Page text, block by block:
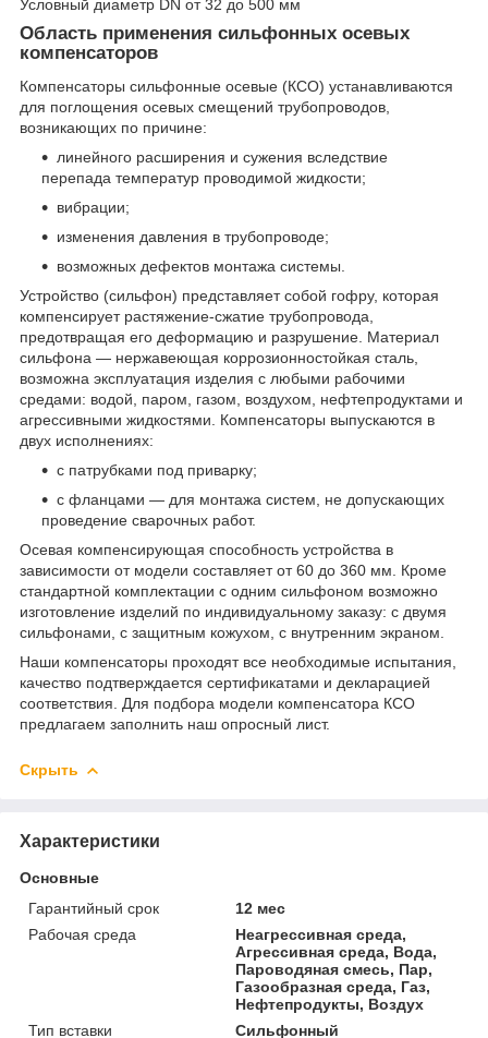
Условный диаметр DN от 32 до 500 мм
Область применения сильфонных осевых
компенсаторов
Компенсаторы сильфонные осевые (КСО) устанавливаются
для поглощения осевых смещений трубопроводов,
возникающих по причине:
линейного расширения и сужения вследствие
перепада температур проводимой жидкости;
вибрации;
изменения давления в трубопроводе;
возможных дефектов монтажа системы.
Устройство (сильфон) представляет собой гофру, которая
компенсирует растяжение-сжатие трубопровода,
предотвращая его деформацию и разрушение. Материал
сильфона — нержавеющая коррозионностойкая сталь,
возможна эксплуатация изделия с любыми рабочими
средами: водой, паром, газом, воздухом, нефтепродуктами и
агрессивными жидкостями. Компенсаторы выпускаются в
двух исполнениях:
с патрубками под приварку;
с фланцами — для монтажа систем, не допускающих
проведение сварочных работ.
Осевая компенсирующая способность устройства в
зависимости от модели составляет от 60 до 360 мм. Кроме
стандартной комплектации с одним сильфоном возможно
изготовление изделий по индивидуальному заказу: с двумя
сильфонами, с защитным кожухом, с внутренним экраном.
Наши компенсаторы проходят все необходимые испытания,
качество подтверждается сертификатами и декларацией
соответствия. Для подбора модели компенсатора КСО
предлагаем заполнить наш опросный лист.
Скрыть
Характеристики
Основные
Гарантийный срок
12 мес
Рабочая среда
Неагрессивная среда,
Агрессивная среда, Вода,
Пароводяная смесь, Пар,
Газообразная среда, Газ,
Нефтепродукты, Воздух
Тип вставки
Сильфонный